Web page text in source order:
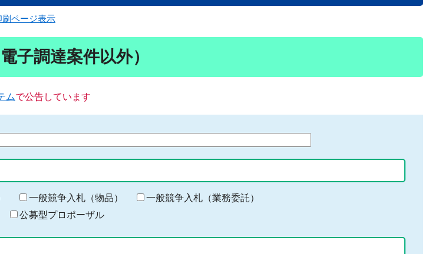
ページ表示
子調達案件以外）
ムで公告しています
一般競争入札（物品）
一般競争入札（業務委託）
公募型プロポーザル